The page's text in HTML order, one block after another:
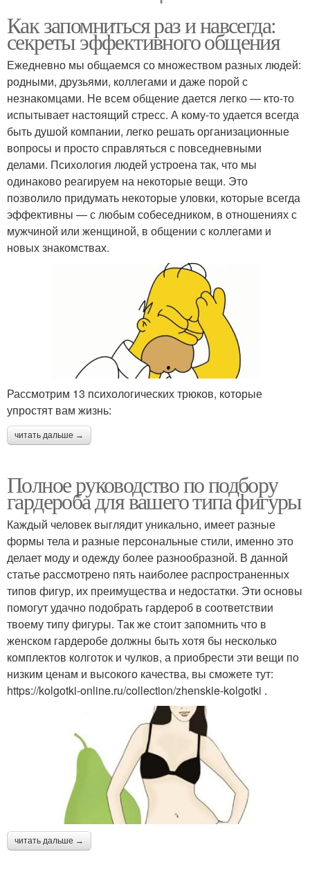
Как запомниться раз и навсегда:
секреты эффективного общения
Ежедневно мы общаемся со множеством разных людей:
родными, друзьями, коллегами и даже порой с
незнакомцами. Не всем общение дается легко — кто-то
испытывает настоящий стресс. А кому-то удается всегда
быть душой компании, легко решать организационные
вопросы и просто справляться с повседневными
делами. Психология людей устроена так, что мы
одинаково реагируем на некоторые вещи. Это
позволило придумать некоторые уловки, которые всегда
эффективны — с любым собеседником, в отношениях с
мужчиной или женщиной, в общении с коллегами и
новых знакомствах.
Рассмотрим 13 психологических трюков, которые
упростят вам жизнь:
читать дальше →
Полное руководство по подбору
гардероба для вашего типа фигуры
Каждый человек выглядит уникально, имеет разные
формы тела и разные персональные стили, именно это
делает моду и одежду более разнообразной. В данной
статье рассмотрено пять наиболее распространенных
типов фигур, их преимущества и недостатки. Эти основы
помогут удачно подобрать гардероб в соответствии
твоему типу фигуры. Так же стоит запомнить что в
женском гардеробе должны быть хотя бы несколько
комплектов колготок и чулков, а приобрести эти вещи по
низким ценам и высокого качества, вы сможете тут:
https://kolgotki-online.ru/collection/zhenskie-kolgotki .
читать дальше →